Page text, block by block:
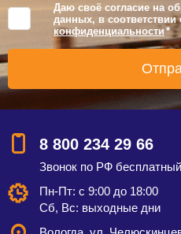
Даю своё согласие на
данных, в соответствии
конфиденциальности *
8 800 234 29 66
Звонок по РФ бесплатный
Пн-Пт: с 9:00 до 18:00
Сб, Вс: выходные дни